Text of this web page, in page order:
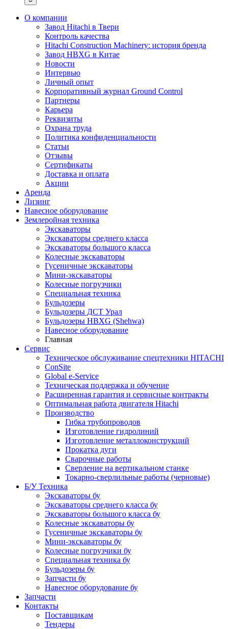
О компании
Завод Hitachi в Твери
Контроль качества
Hitachi Construction Machinery: история бренда
Завод HBXG в Китае
Новости
Интервью
Личный опыт
Корпоративный журнал Ground Control
Партнеры
Карьера
Реквизиты
Охрана труда
Политика конфиденциальности
Статьи
Отзывы
Сертификаты
Доставка и оплата
Акции
Аренда
Лизинг
Навесное оборудование
Землеройная техника
Экскаваторы
Экскаваторы среднего класса
Экскаваторы большого класса
Колесные экскаваторы
Гусеничные экскаваторы
Мини-экскаваторы
Колесные погрузчики
Специальная техника
Бульдозеры
Бульдозеры ДСТ Урал
Бульдозеры HBXG (Shehwa)
Навесное оборудование
Главная
Сервис
Техническое обслуживание спецтехники HITACHI
ConSite
Global e-Service
Техническая поддержка и обучение
Расширенная гарантия и сервисные контракты
Оптимальная работа двигателя Hitachi
Производство
Гибка трубопроводов
Изготовление гидролиний
Изготовление металлоконструкций
Прокатка дуги
Сварочные работы
Сверление на вертикальном станке
Токарно-сверлильные работы (черновые)
Б/У Техника
Экскаваторы бу
Экскаваторы среднего класса бу
Экскаваторы большого класса бу
Колесные экскаваторы бу
Гусеничные экскаваторы бу
Мини-экскаваторы бу
Колесные погрузчики бу
Специальная техника бу
Бульдозеры бу
Запчасти бу
Навесное оборудование бу
Запчасти
Контакты
Поставщикам
Тендеры